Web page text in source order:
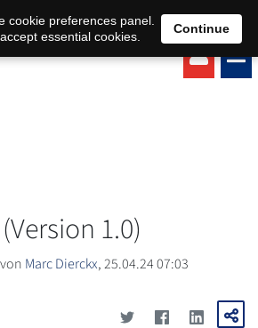
EN DE
1.0)
Marc Dierckx, 25.04.24 07:03
cookie preferences panel.
essential cookies.
Continue